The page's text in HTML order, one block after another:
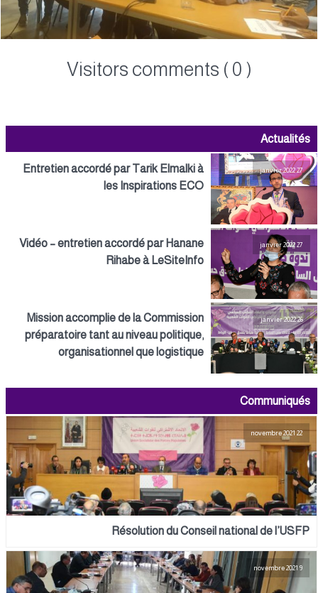
Visitors comments ( 0 )
Actualités
27 janvier 2022
Entretien accordé par Tarik Elmalki à
les Inspirations ECO
27 janvier 2022
Vidéo – entretien accordé par Hanane
Rihabe à LeSiteInfo
26 janvier 2022
Mission accomplie de la Commission
préparatoire tant au niveau politique,
organisationnel que logistique
Communiqués
22 novembre 2021
Résolution du Conseil national de l’USFP